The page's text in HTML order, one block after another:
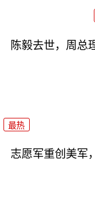
陈毅去世，周总
最热
志愿军重创美军